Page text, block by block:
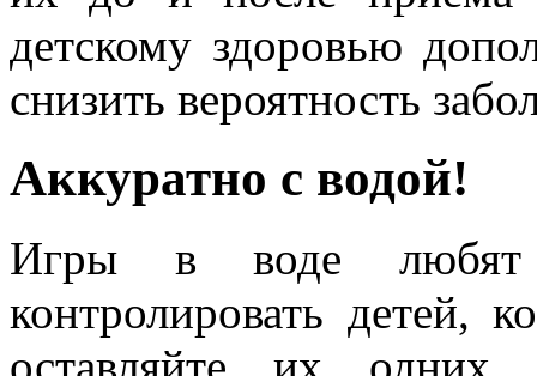
детскому здоровью
снизить вероятность
Аккуратно с водой!
Игры в воде
контролировать детей,